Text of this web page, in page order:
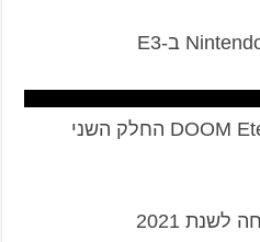
DOOM Eternal: The Ancient Gods החלק השני